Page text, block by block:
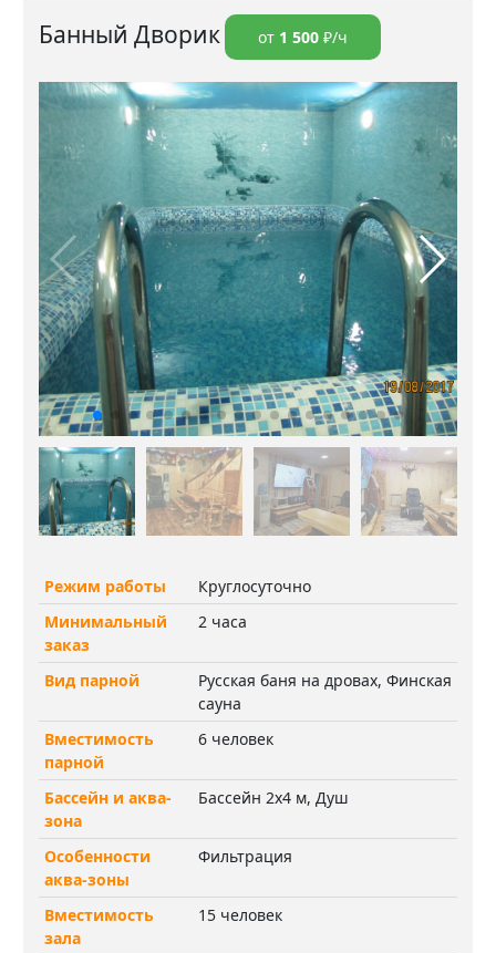
Банный Дворик от 1 500 ₽/ч
Режим работы
Круглосуточно
Минимальный
заказ
2 часа
Вид парной
Русская баня на дровах, Финская
сауна
Вместимость
парной
6 человек
Бассейн и аква-
зона
Бассейн 2х4 м, Душ
Особенности
аква-зоны
Фильтрация
Вместимость
зала
15 человек